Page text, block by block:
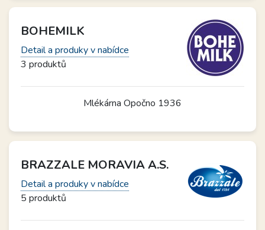
BOHEMILK
Detail a produky v nabídce
3 produktů
Mlékárna Opočno 1936
BRAZZALE MORAVIA A.S.
Detail a produky v nabídce
5 produktů